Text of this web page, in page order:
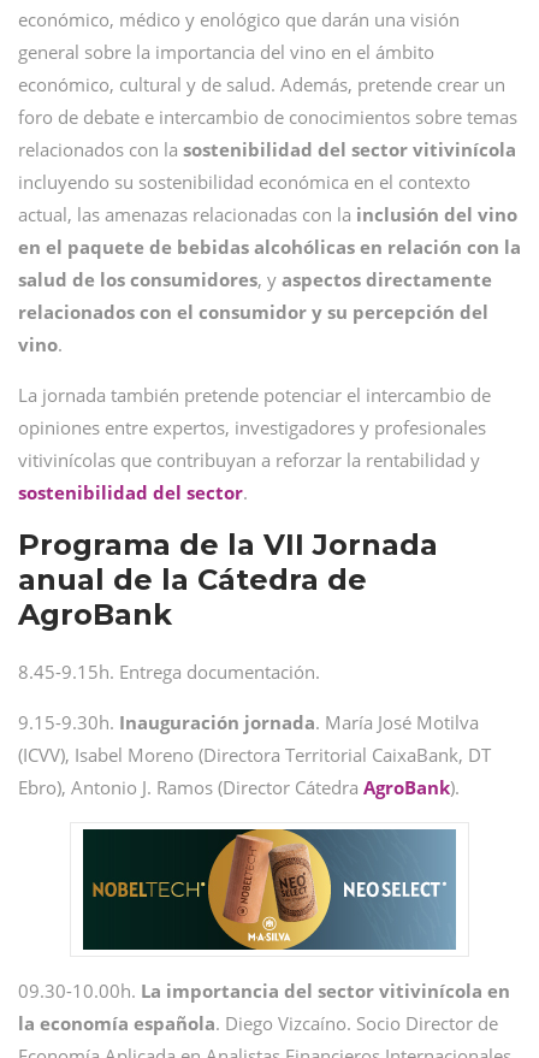
económico, médico y enológico que darán una visión
general sobre la importancia del vino en el ámbito
económico, cultural y de salud. Además, pretende crear un
foro de debate e intercambio de conocimientos sobre temas
relacionados con la sostenibilidad del sector vitivinícola
incluyendo su sostenibilidad económica en el contexto
actual, las amenazas relacionadas con la inclusión del vino
en el paquete de bebidas alcohólicas en relación con la
salud de los consumidores, y aspectos directamente
relacionados con el consumidor y su percepción del
vino.
La jornada también pretende potenciar el intercambio de
opiniones entre expertos, investigadores y profesionales
vitivinícolas que contribuyan a reforzar la rentabilidad y
sostenibilidad del sector.
Programa de la VII Jornada
anual de la Cátedra de
AgroBank
8.45-9.15h. Entrega documentación.
9.15-9.30h. Inauguración jornada. María José Motilva
(ICVV), Isabel Moreno (Directora Territorial CaixaBank, DT
Ebro), Antonio J. Ramos (Director Cátedra AgroBank).
09.30-10.00h. La importancia del sector vitivinícola en
la economía española. Diego Vizcaíno. Socio Director de